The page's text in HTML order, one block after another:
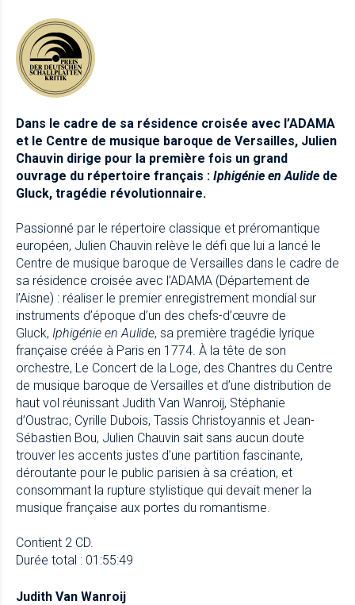
Dans le cadre de sa résidence croisée avec l’ADAMA
et le Centre de musique baroque de Versailles, Julien
Chauvin dirige pour la première fois un grand
ouvrage du répertoire français : Iphigénie en Aulide de
Gluck, tragédie révolutionnaire.
Passionné par le répertoire classique et préromantique
européen, Julien Chauvin relève le défi que lui a lancé le
Centre de musique baroque de Versailles dans le cadre de
sa résidence croisée avec l’ADAMA (Département de
l’Aisne) : réaliser le premier enregistrement mondial sur
instruments d’époque d’un des chefs-d’œuvre de
Gluck, Iphigénie en Aulide, sa première tragédie lyrique
française créée à Paris en 1774. À la tête de son
orchestre, Le Concert de la Loge, des Chantres du Centre
de musique baroque de Versailles et d’une distribution de
haut vol réunissant Judith Van Wanroij, Stéphanie
d’Oustrac, Cyrille Dubois, Tassis Christoyannis et Jean-
Sébastien Bou, Julien Chauvin sait sans aucun doute
trouver les accents justes d’une partition fascinante,
déroutante pour le public parisien à sa création, et
consommant la rupture stylistique qui devait mener la
musique française aux portes du romantisme.
Contient 2 CD.
Durée total : 01:55:49
Judith Van Wanroij